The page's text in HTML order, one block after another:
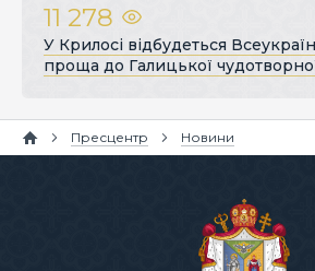
11 278
У Крилосі відбудеться
проща до Галицької
Пресцентр Новини